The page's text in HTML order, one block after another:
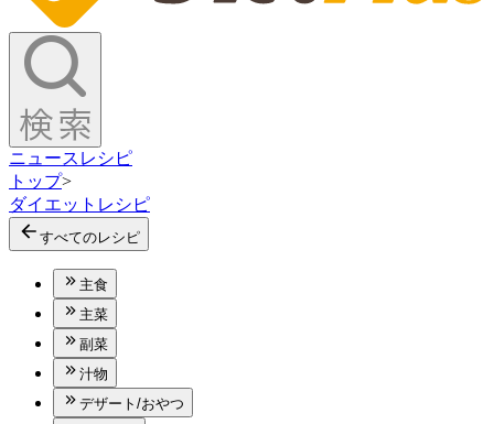
ニュース レシピ
トップ>
ダイエットレシピ
すべてのレシピ
主食
主菜
副菜
汁物
デザート/おやつ